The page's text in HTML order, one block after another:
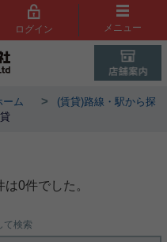
ログイン メニュー
ム >
(賃貸)路線・駅から探
0件でした。
て検索